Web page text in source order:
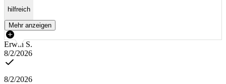
hilfreich
Mehr anzeigen
Erwin S.
8/2/2026
8/2/2026